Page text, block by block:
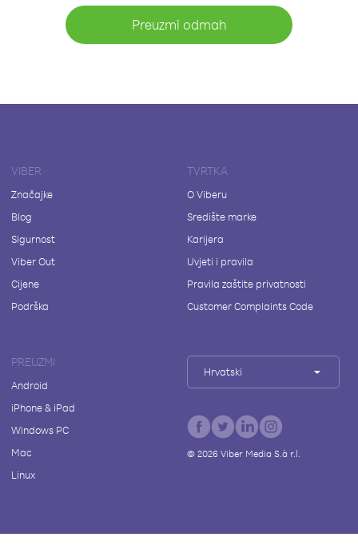
Preuzmi odmah
VIBER
Značajke
Blog
Sigurnost
Viber Out
Cijene
Podrška
TVRTKA
O Viberu
Središte marke
Karijera
Uvjeti i pravila
Pravila zaštite privatnosti
Customer Complaints Code
PREUZMI
Android
iPhone & iPad
Windows PC
Mac
Linux
Hrvatski
© 2026Viber Media S.à r.l.